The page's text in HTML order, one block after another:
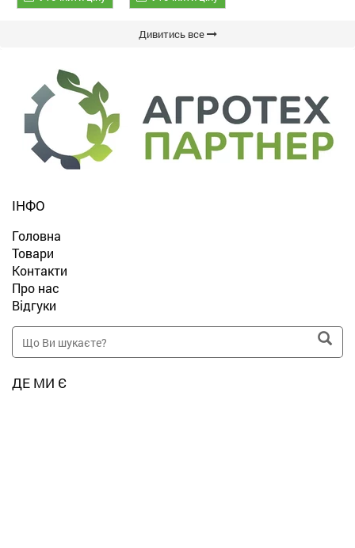
Дивитись все
ІНФО
Головна
Товари
Контакти
Про нас
Відгуки
ДЕ МИ Є